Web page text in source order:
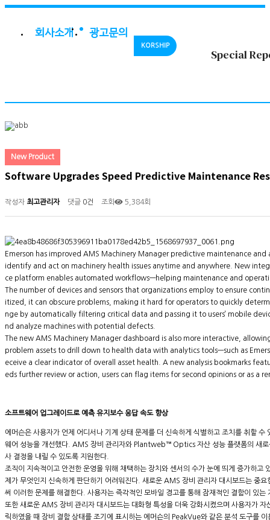
회사소개 광고문의
KORSHIP
Special
New Product
Software Upgrades Speed Predictive Maintenance
작성자 최고관리자 댓글 0건 조회 5,384회
Emerson has improved AMS Machinery Manager predictive maintenance
identify and act on machinery health issues anytime and anywhere. New
ce platform enables automated workflows—helping maintenance and
The number of devices and sensors that organizations employ to ensure
itized, it can obscure problems, making it hard for operators to quickly
nge by automatically filtering critical data and passing it to users’ mobile
nd analyze machines with potential defects.
The new AMS Machinery Manager dashboard is also more interactive,
problem assets to drill down to health data with analytics tools—such as
eceive a clear indicator of overall asset health. A new analysis bookmarks
eds further review or action, users can flag items for second opinions or as a
소프트웨어 업그레이드로 예측 유지보수 응답 속도 향상
에머슨은 사용자가 언제 어디서나 기계 상태 문제를 더 신속하게 식별하고 조치를 취할
웨어 성능을 개선했다. AMS 장비 관리자와 Plantweb™ Optics 자산 성능 플랫폼의 새로
사 결정을 내릴 수 있도록 지원한다.
조직이 지속적이고 안전한 운영을 위해 채택하는 장치와 센서의 수가 눈에 띄게 증가하
제가 무엇인지 신속하게 판단하기 어려워진다. 새로운 AMS 장비 관리자 대시보드는
써 이러한 문제를 해결한다. 사용자는 즉각적인 모바일 경고를 통해 잠재적인 결함이 있는
또한 새로운 AMS 장비 관리자 대시보드는 대화형 특성을 더욱 강화시켰으며 사용자가
릭하였을 때 장비 결함 상태를 조기에 표시하는 에머슨의 PeakVue와 같은 분석 도구를